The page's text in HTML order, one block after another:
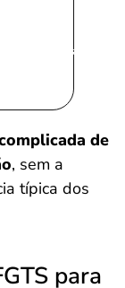
Salvar Ferramenta
de
, sem a
típica dos
para